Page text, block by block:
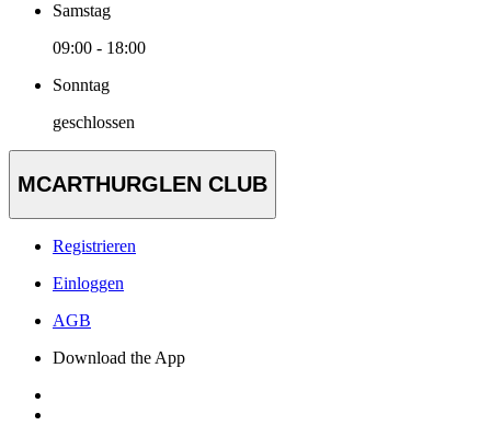
Samstag
09:00 - 18:00
Sonntag
geschlossen
MCARTHURGLEN CLUB
Registrieren
Einloggen
AGB
Download the App